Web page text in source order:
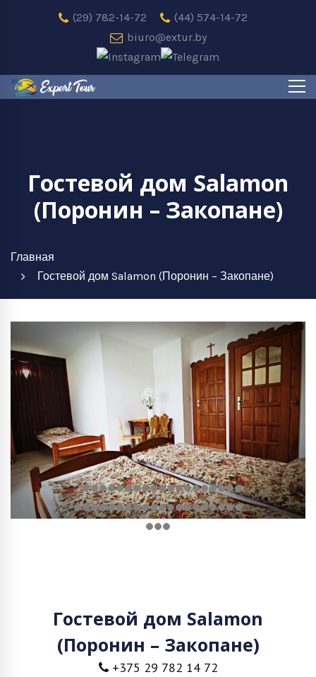
(29) 782-14-72
(44) 574-14-72
biuro@extur.by
Гостевой дом Salamon
(Поронин – Закопане)
Главная
Гостевой дом Salamon (Поронин – Закопане)
Гостевой дом Salamon
(Поронин – Закопане)
+375 29 782 14 72